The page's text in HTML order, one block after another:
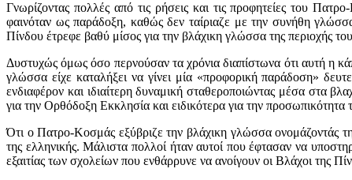
Γνωρίζοντας πολλές από τις ρήσεις και τις προφητείες του
φαινόταν ως παράδοξη, καθώς δεν ταίριαζε με την συνήθη
Πίνδου έτρεφε βαθύ μίσος για την βλάχικη γλώσσα της περιοχής
Δυστυχώς όμως όσο περνούσαν τα χρόνια διαπίστωνα ότι αυτή η
γλώσσα είχε καταλήξει να γίνει μία «προφορική παράδοση»
ενδιαφέρον και ιδιαίτερη δυναμική σταθεροποιώντας μέσα στα
για την Ορθόδοξη Εκκλησία και ειδικότερα για την
Ότι ο Πατρο-Κοσμάς εξύβριζε την βλάχικη γλώσσα ονομάζοντάς
της ελληνικής. Μάλιστα πολλοί ήταν αυτοί που έφτασαν να
εξαιτίας των σχολείων που ενθάρρυνε να ανοίγουν οι Βλάχοι της